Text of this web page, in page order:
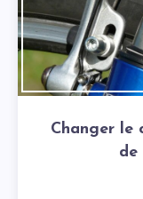
Changer le
de